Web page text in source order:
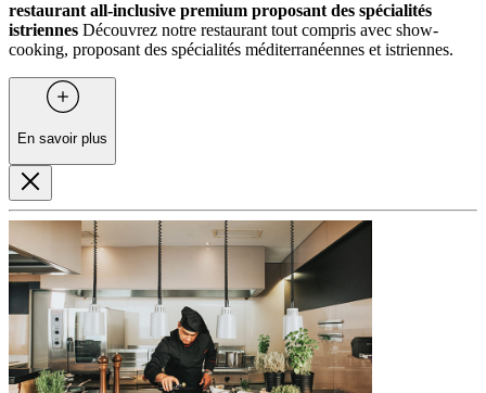
restaurant all-inclusive premium proposant des spécialités
istriennes Découvrez notre restaurant tout compris avec show-
cooking, proposant des spécialités méditerranéennes et istriennes.
En savoir plus